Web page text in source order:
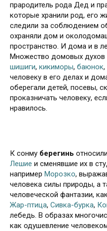
прародитель рода Дед и
которые хранили род, его
следили за соблюдением
охраняли дом и
пространство. И дома и в
Множество домовых
шишиги, кикиморы, баюнок,
человеку в его делах и
оберегали детей, посевы,
проказничать человеку,
нравилось.
К сонму берегинь
Лешие и сменявшие их в
например Морозко,
человека силы природы, а
человеческой фантазии,
Жар-птица, Сивка-бурка,
лебедь. В образах
как одушевление